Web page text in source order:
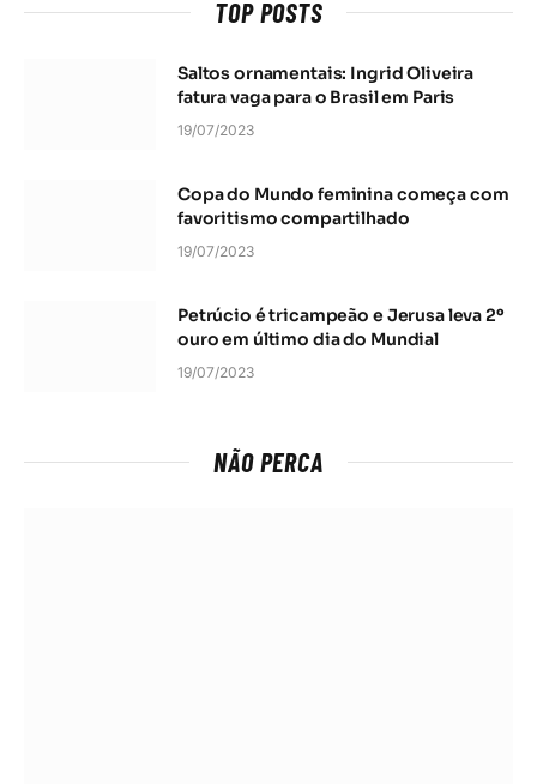
TOP POSTS
Saltos ornamentais: Ingrid Oliveira
fatura vaga para o Brasil em Paris
19/07/2023
Copa do Mundo feminina começa com
favoritismo compartilhado
19/07/2023
Petrúcio é tricampeão e Jerusa leva 2º
ouro em último dia do Mundial
19/07/2023
NÃO PERCA